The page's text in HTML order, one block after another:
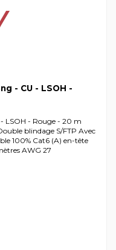
- CU - LSOH -
LSOH - Rouge - 20 m
blindage S/FTP Avec
100% Cat6 (A) en-tête
AWG 27